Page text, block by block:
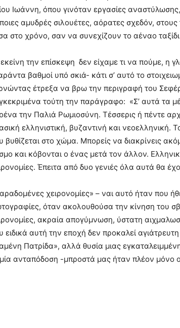
Ιωάννη, όπου γινόταν εργασίες
αμυδρές σιλουέτες, αόρατες σχεδόν,
στο χρόνο, σαν να συνεχίζουν το αέναο
την επίσκεψη δεν είχαμε τι να πούμε, η
βαθμοί υπό σκιά- κάτι σ’ αυτό το
έτρεξα να βρω την περιγραφή του
τούτη την παράγραφο: «Σ’ αυτά τα
την Παλιά Ρωμιοσύνη. Τέσσερις ή πέντε
ελληνιστική, βυζαντινή και νεοελληνική.
βυθίζεται στο χώμα. Μπορείς να διακρίνεις
και κόβονται ο ένας μετά τον άλλον.
Έπειτα από δυο γενιές όλα αυτά θα
χειρονομίες» – ναι αυτό ήταν που
όταν ακολουθούσα την κίνηση του
ακραία απογύμνωση, ύστατη
ειδικά αυτή την εποχή δεν προκαλεί
Πατρίδα», αλλά θυσία μιας
ανταπόδοση -μπροστά μας ήταν πλέον μόνο